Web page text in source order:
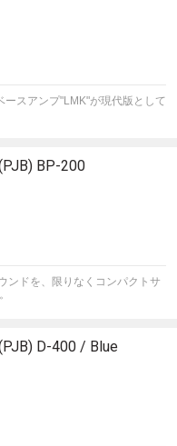
スアンプ"LMK"が現代版として
BP-200
ンドを、限りなくコンパクトサ
D-400 / Blue